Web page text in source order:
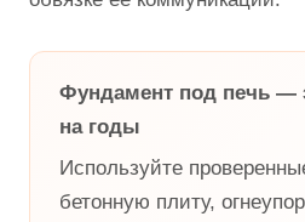
Фундамент под печь —
на годы
Используйте
бетонную плиту,